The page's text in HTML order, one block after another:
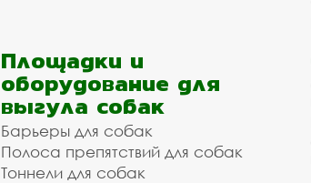
Площадки и
оборудование для
выгула собак
Барьеры для собак
Полоса препятствий для собак
Тоннели для собак